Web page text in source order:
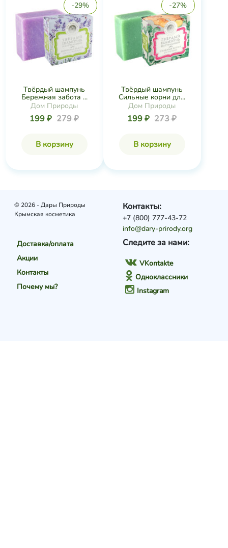
-29%
Твёрдый шампунь
Бережная забота ...
Дом Природы
199 ₽ 279 ₽
В корзину
-27%
Твёрдый шампунь
Сильные корни дл...
Дом Природы
199 ₽ 273 ₽
В корзину
© 2026 - Дары Природы
Крымская косметика
Доставка/оплата
Акции
Контакты
Почему мы?
Следите за нами:
VKontakte
Одноклассники
Instagram
Контакты:
+7 (800) 777-43-72
info@dary-prirody.org